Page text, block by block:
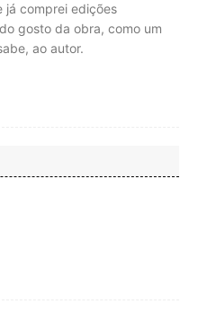
já comprei edições
gosto da obra, como um
ao autor.